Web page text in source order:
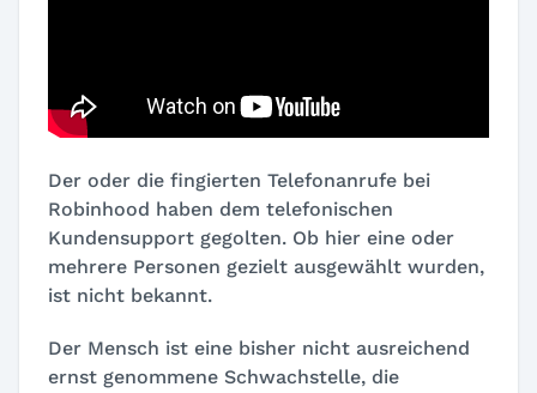
Der oder die fingierten Telefonanrufe bei
Robinhood haben dem telefonischen
Kundensupport gegolten. Ob hier eine oder
mehrere Personen gezielt ausgewählt wurden,
ist nicht bekannt.
Der Mensch ist eine bisher nicht ausreichend
ernst genommene Schwachstelle, die